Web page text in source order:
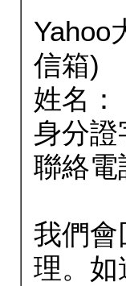
Yahoo
信箱)
姓名：
身分證
聯絡電
我們會
理。如